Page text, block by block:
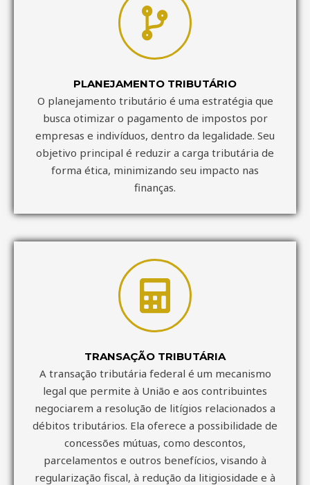
PLANEJAMENTO TRIBUTÁRIO
O planejamento tributário é uma estratégia que
busca otimizar o pagamento de impostos por
empresas e indivíduos, dentro da legalidade. Seu
objetivo principal é reduzir a carga tributária de
forma ética, minimizando seu impacto nas
finanças.
TRANSAÇÃO TRIBUTÁRIA
A transação tributária federal é um mecanismo
legal que permite à União e aos contribuintes
negociarem a resolução de litígios relacionados a
débitos tributários. Ela oferece a possibilidade de
concessões mútuas, como descontos,
parcelamentos e outros benefícios, visando à
regularização fiscal, à redução da litigiosidade e à